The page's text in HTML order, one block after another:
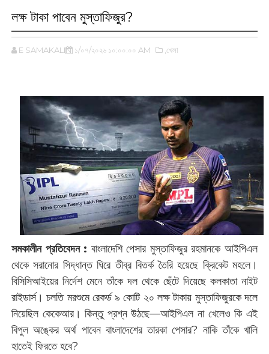
লক্ষ টাকা পাবেন মুস্তাফিজুর?
E SAMAKALIN ১/০৭/২০২৬ ১০:০০:০০ AM ,খেলা
সমকালীন প্রতিবেদন : বাংলাদেশি পেসার মুস্তাফিজুর রহমানকে আইপিএল
থেকে সরানোর সিদ্ধান্ত ঘিরে তীব্র বিতর্ক তৈরি হয়েছে ক্রিকেট মহলে।
বিসিসিআইয়ের নির্দেশ মেনে তাঁকে দল থেকে ছেঁটে দিয়েছে কলকাতা নাইট
রাইডার্স। চলতি মরশুমে রেকর্ড ৯ কোটি ২০ লক্ষ টাকায় মুস্তাফিজুরকে দলে
নিয়েছিল কেকেআর। কিন্তু প্রশ্ন উঠছে—আইপিএল না খেলেও কি এই
বিপুল অঙ্কের অর্থ পাবেন বাংলাদেশের তারকা পেসার? নাকি তাঁকে খালি
হাতেই ফিরতে হবে?